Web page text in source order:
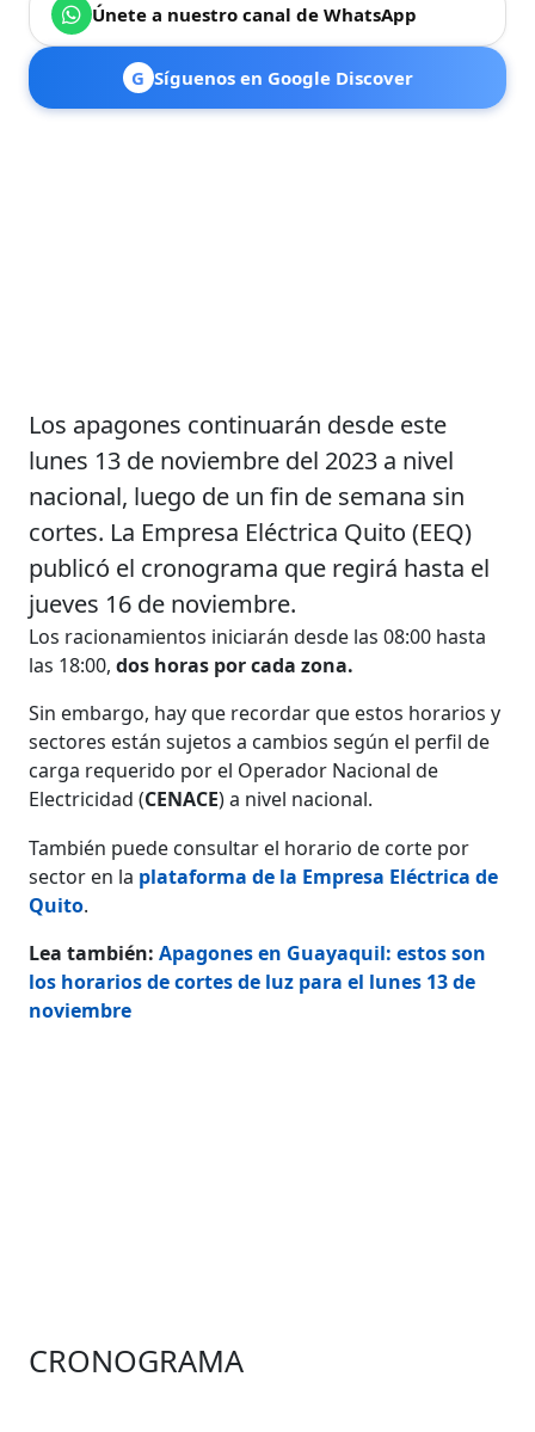
Únete a nuestro canal de WhatsApp
G Síguenos en Google Discover
Los apagones continuarán desde este
lunes 13 de noviembre del 2023 a nivel
nacional, luego de un fin de semana sin
cortes. La Empresa Eléctrica Quito (EEQ)
publicó el cronograma que regirá hasta el
jueves 16 de noviembre.
Los racionamientos iniciarán desde las 08:00 hasta
las 18:00,dos horas por cada zona.
Sin embargo, hay que recordar que estos horarios y
sectores están sujetos a cambios según el perfil de
carga requerido por el Operador Nacional de
Electricidad (CENACE) a nivel nacional.
También puede consultar el horario de corte por
sector en la plataforma de la Empresa Eléctrica de
Quito.
Lea también:Apagones en Guayaquil: estos son
los horarios de cortes de luz para el lunes 13 de
noviembre
CRONOGRAMA